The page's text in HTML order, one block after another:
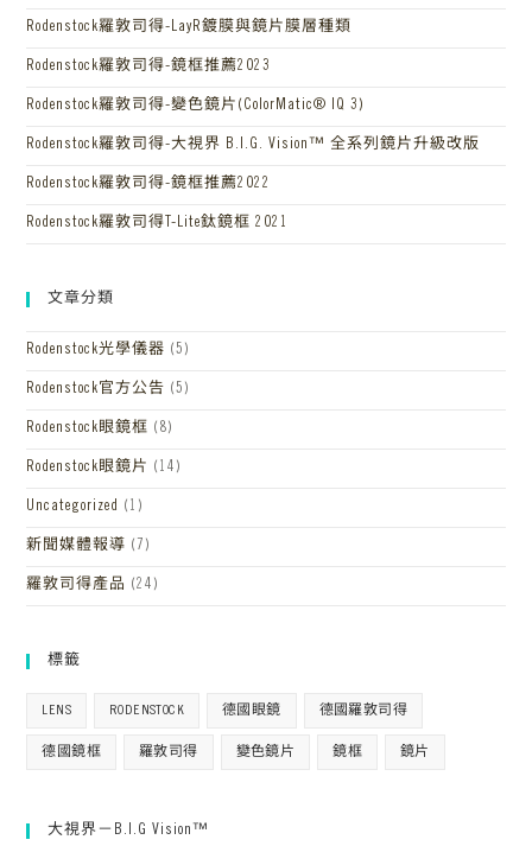
Rodenstock羅敦司得-LayR鍍膜與鏡片膜層種類
Rodenstock羅敦司得-鏡框推薦2023
Rodenstock羅敦司得-變色鏡片(ColorMatic® IQ 3)
Rodenstock羅敦司得-大視界 B.I.G. Vision™ 全系列鏡片升級改版
Rodenstock羅敦司得-鏡框推薦2022
Rodenstock羅敦司得T-Lite鈦鏡框 2021
文章分類
Rodenstock光學儀器 (5)
Rodenstock官方公告 (5)
Rodenstock眼鏡框 (8)
Rodenstock眼鏡片 (14)
Uncategorized (1)
新聞媒體報導 (7)
羅敦司得產品 (24)
標籤
LENS RODENSTOCK 德國眼鏡 德國羅敦司得
德國鏡框 羅敦司得 變色鏡片 鏡框 鏡片
大視界－B.I.G Vision™